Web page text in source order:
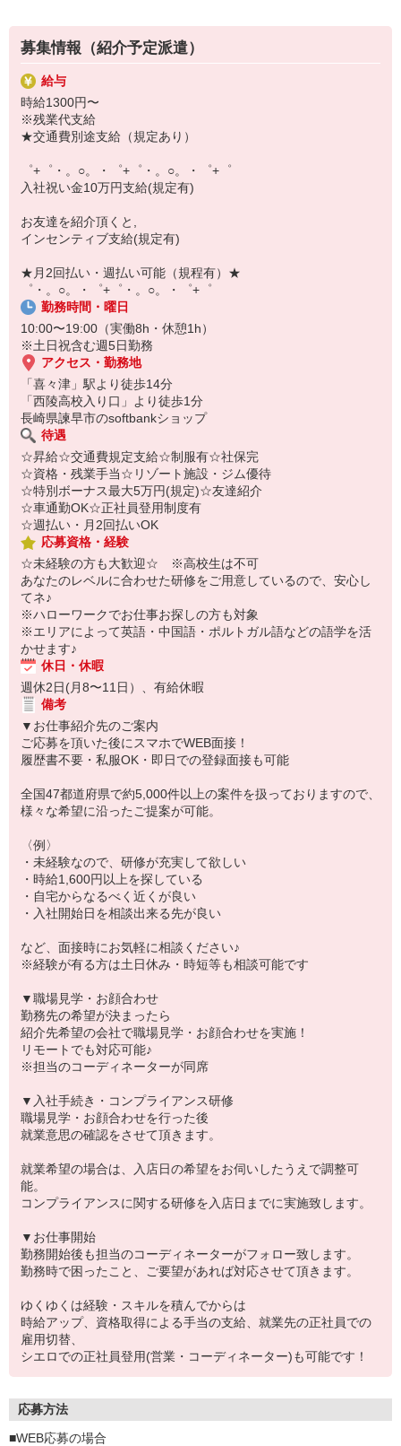
￣￣￣￣￣￣￣￣￣￣￣
▼オフィスワーク
事務、経理、データ入力、コールセンター、受付
▼工場・製造・軽作業系
機械/食品製造・梱包・仕分け・加工・組立・検査
▼美容系
眉毛サロンのアイブロウ・ネイリスト・エステ
▼営業・販売
法人営業・アパレル販売・個別指導塾・人材紹介
▼人気案件も多数♪
短期・期間限定・オープニング・官公庁案件
上場/優良/大手企業など
【スマホ面接実施中】
￣￣￣￣￣￣￣￣￣
自宅に居ながらスマホでカンタン面接OK！
オンライン面談なのでスピード対応。
満足度◎
■携帯やインターネット販売業務
docomo(ドコモ)/au(エーユー)・KDDI/softbank(ソフトバンク)など
の大手キャリアから
ワイモバイル(Y!mobille)、楽天モバイル、UQなど格安スマホまで幅
広く紹介可能♪
募集情報（紹介予定派遣）
給与
時給1300円〜
※残業代支給
★交通費別途支給（規定あり）
゜+゜・。○。・゜+゜・。○。・゜+゜
入社祝い金10万円支給(規定有)
お友達を紹介頂くと,
インセンティブ支給(規定有)
★月2回払い・週払い可能（規程有）★
゜・。○。・゜+゜・。○。・゜+゜
勤務時間・曜日
10:00〜19:00（実働8h・休憩1h）
※土日祝含む週5日勤務
アクセス・勤務地
「喜々津」駅より徒歩14分
「西陵高校入り口」より徒歩1分
長崎県諫早市のsoftbankショップ
待遇
☆昇給☆交通費規定支給☆制服有☆社保完
☆資格・残業手当☆リゾート施設・ジム優待
☆特別ボーナス最大5万円(規定)☆友達紹介
☆車通勤OK☆正社員登用制度有
☆週払い・月2回払いOK
応募資格・経験
☆未経験の方も大歓迎☆ ※高校生は不可
あなたのレベルに合わせた研修をご用意しているので、安心し
てネ♪
※ハローワークでお仕事お探しの方も対象
※エリアによって英語・中国語・ポルトガル語などの語学を活
かせます♪
休日・休暇
週休2日(月8〜11日）、有給休暇
備考
▼お仕事紹介先のご案内
ご応募を頂いた後にスマホでWEB面接！
履歴書不要・私服OK・即日での登録面接も可能
全国47都道府県で約5,000件以上の案件を扱っておりますので、
様々な希望に沿ったご提案が可能。
〈例〉
・未経験なので、研修が充実して欲しい
・時給1,600円以上を探している
・自宅からなるべく近くが良い
・入社開始日を相談出来る先が良い
など、面接時にお気軽に相談ください♪
※経験が有る方は土日休み・時短等も相談可能です
▼職場見学・お顔合わせ
勤務先の希望が決まったら
紹介先希望の会社で職場見学・お顔合わせを実施！
リモートでも対応可能♪
※担当のコーディネーターが同席
▼入社手続き・コンプライアンス研修
職場見学・お顔合わせを行った後
就業意思の確認をさせて頂きます。
就業希望の場合は、入店日の希望をお伺いしたうえで調整可
能。
コンプライアンスに関する研修を入店日までに実施致します。
▼お仕事開始
勤務開始後も担当のコーディネーターがフォロー致します。
勤務時で困ったこと、ご要望があれば対応させて頂きます。
ゆくゆくは経験・スキルを積んでからは
時給アップ、資格取得による手当の支給、就業先の正社員での
雇用切替、
シエロでの正社員登用(営業・コーディネーター)も可能です！
応募方法
■WEB応募の場合